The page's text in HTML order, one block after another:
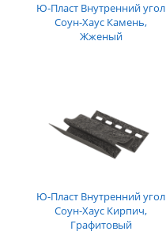
Ю-Пласт Внутренний угол
Соун-Хаус Камень,
Жженый
Ю-Пласт Внутренний угол
Соун-Хаус Кирпич,
Графитовый